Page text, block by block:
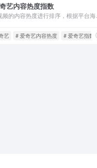
艺内容热度指数
艺 # 爱奇艺内容热度 # 爱奇艺指数